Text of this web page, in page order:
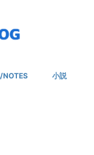
NOTES 小説